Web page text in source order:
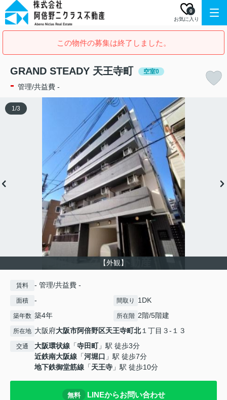
お気に入り
0
この物件の募集は終了しました。
GRAND STEADY 天王寺町 空室0
- 管理/共益費 -
【外観】
1/3
賃料 - 管理/共益費 -
面積 - 間取り 1DK
築年数 築4年 所在階 2階/5階建
所在地 大阪府大阪市阿倍野区天王寺町北１丁目３-１３
交通 大阪環状線 「寺田町」駅 徒歩3分
近鉄南大阪線 「河堀口 」駅 徒歩7分
地下鉄御堂筋線 「天王寺 」駅 徒歩10分
無料 LINEからお問い合わせ